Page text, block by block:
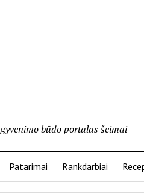
gyvenimo būdo portalas šeimai
Patarimai Rankdarbiai